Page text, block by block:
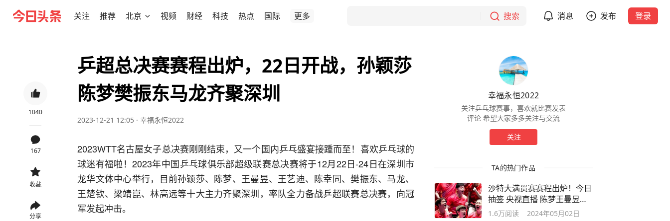
关注 推荐 北京 视频 财经 科技 热点 国际 更多 搜索 消息 发布 登录
1040
167
收藏
分享
乒超总决赛赛程出炉，22日开战，孙颖莎
陈梦樊振东马龙齐聚深圳
2023-12-21 12:05 · 幸福永恒2022
2023WTT名古屋女子总决赛刚刚结束，又一个国内乒乓盛宴接踵而至！喜欢乒乓球的
球迷有福啦！2023年中国乒乓球俱乐部超级联赛总决赛将于12月22日-24日在深圳市
龙华文体中心举行，目前孙颖莎、陈梦、王曼昱、王艺迪、陈幸同、樊振东、马龙、
王楚钦、梁靖崑、林高远等十大主力齐聚深圳，率队全力备战乒超联赛总决赛，向冠
军发起冲击。
幸福永恒2022
关注乒乓球赛事，喜欢就比赛发表
评论 希望大家多多关注与交流
关注
TA的热门作品
沙特大满贯赛赛程出炉！今日
抽签 央视直播 陈梦王曼昱奥
运单打之争
1.6万阅读 2024年05月02日